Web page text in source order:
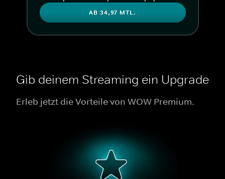
AB 34,97 MTL.
Gib deinem Streaming ein Upgrade
Erleb jetzt die Vorteile von WOW Premium.